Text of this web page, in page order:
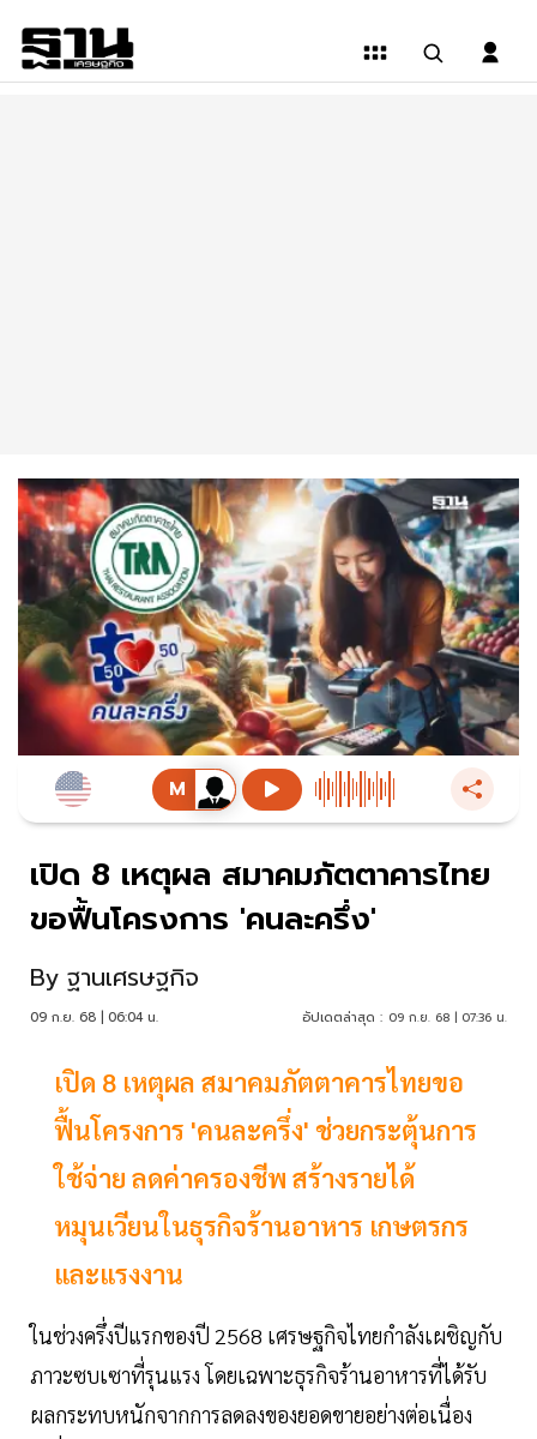
เปิด 8 เหตุผล สมาคมภัตตาคารไทย
ขอฟื้นโครงการ 'คนละครึ่ง'
By ฐานเศรษฐกิจ
09 ก.ย. 68 | 06:04 น. อัปเดตล่าสุด : 09 ก.ย. 68 | 07:36 น.
เปิด 8 เหตุผล สมาคมภัตตาคารไทยขอ
ฟื้นโครงการ 'คนละครึ่ง' ช่วยกระตุ้นการ
ใช้จ่าย ลดค่าครองชีพ สร้างรายได้
หมุนเวียนในธุรกิจร้านอาหาร เกษตรกร
และแรงงาน
ในช่วงครึ่งปีแรกของปี 2568 เศรษฐกิจไทยกำลังเผชิญกับ
ภาวะซบเซาที่รุนแรง โดยเฉพาะธุรกิจร้านอาหารที่ได้รับ
ผลกระทบหนักจากการลดลงของยอดขายอย่างต่อเนื่อง